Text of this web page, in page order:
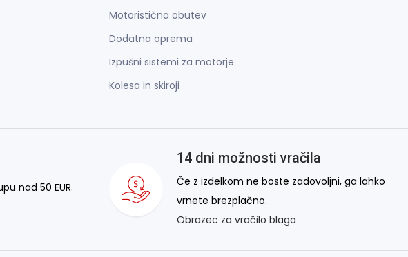
Motoristična obutev
Dodatna oprema
Izpušni sistemi za motorje
Kolesa in skiroji
nad 50 EUR.
14 dni možnosti vračila
Če z izdelkom ne boste zadovoljni, ga lahko
vrnete brezplačno.
Obrazec za vračilo blaga